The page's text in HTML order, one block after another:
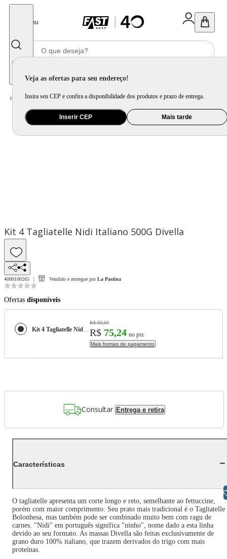
Menu
Veja as ofertas para seu endereço!
Insira seu CEP e confira a disponibilidade dos produtos e prazo de entrega.
Inserir CEP Mais tarde
Home Mercado / Alimento / Massa e Molho
Kit 4 Tagliatelle Nidi Italiano 500G Divella
4000100265 Vendido e entregue por La Pastina
Ofertas disponíveis
Kit 4 Tagliatelle Nidi Italiano 500G Divella
R$ 83,60
R$ 75,24 no pix
Mais formas de pagamento
Consultar Entrega e retira
Características
O tagliatelle apresenta um corte longo e reto, semelhante ao fettuccine,
porém com maior comprimento. Seu prato mais tradicional é o Tagliatelle
Bolonhesa, mas também pode ser combinado muito bem com ragu de
carnes. "Nidi" em português significa "ninho", nome dado a esta linha
devido ao seu formato. As massas Divella são feitas exclusivamente de
grano duro 100% italiano, que trazem derivados do trigo com mais
proteínas.